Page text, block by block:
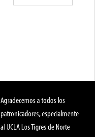
Agradecemos a todos los
patronicadores, especialmente
al UCLA Los Tigres de Norte